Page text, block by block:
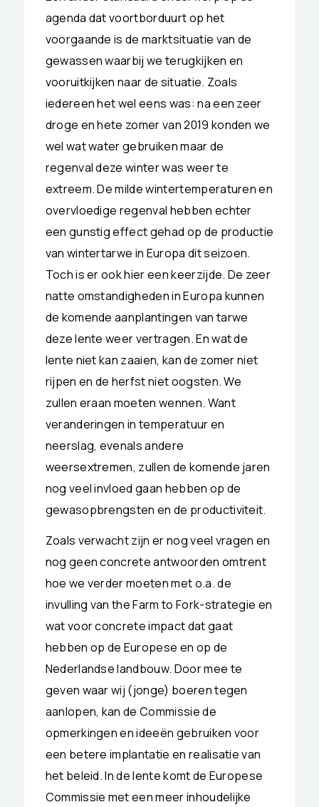
agenda dat voortborduurt op het
voorgaande is de marktsituatie van de
gewassen waarbij we terugkijken en
vooruitkijken naar de situatie. Zoals
iedereen het wel eens was: na een zeer
droge en hete zomer van 2019 konden we
wel wat water gebruiken maar de
regenval deze winter was weer te
extreem. De milde wintertemperaturen en
overvloedige regenval hebben echter
een gunstig effect gehad op de productie
van wintertarwe in Europa dit seizoen.
Toch is er ook hier een keerzijde. De zeer
natte omstandigheden in Europa kunnen
de komende aanplantingen van tarwe
deze lente weer vertragen. En wat de
lente niet kan zaaien, kan de zomer niet
rijpen en de herfst niet oogsten. We
zullen eraan moeten wennen. Want
veranderingen in temperatuur en
neerslag, evenals andere
weersextremen, zullen de komende jaren
nog veel invloed gaan hebben op de
gewasopbrengsten en de productiviteit.
Zoals verwacht zijn er nog veel vragen en
nog geen concrete antwoorden omtrent
hoe we verder moeten met o.a. de
invulling van the Farm to Fork-strategie en
wat voor concrete impact dat gaat
hebben op de Europese en op de
Nederlandse landbouw. Door mee te
geven waar wij (jonge) boeren tegen
aanlopen, kan de Commissie de
opmerkingen en ideeën gebruiken voor
een betere implantatie en realisatie van
het beleid. In de lente komt de Europese
Commissie met een meer inhoudelijke